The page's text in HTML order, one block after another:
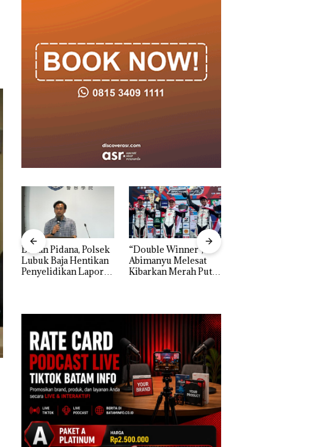
Bukan Pidana, Polsek
Lubuk Baja Hentikan
Penyelidikan Laporan
“Double Winner”,
Abimanyu Melesat
Kibarkan Merah Putih